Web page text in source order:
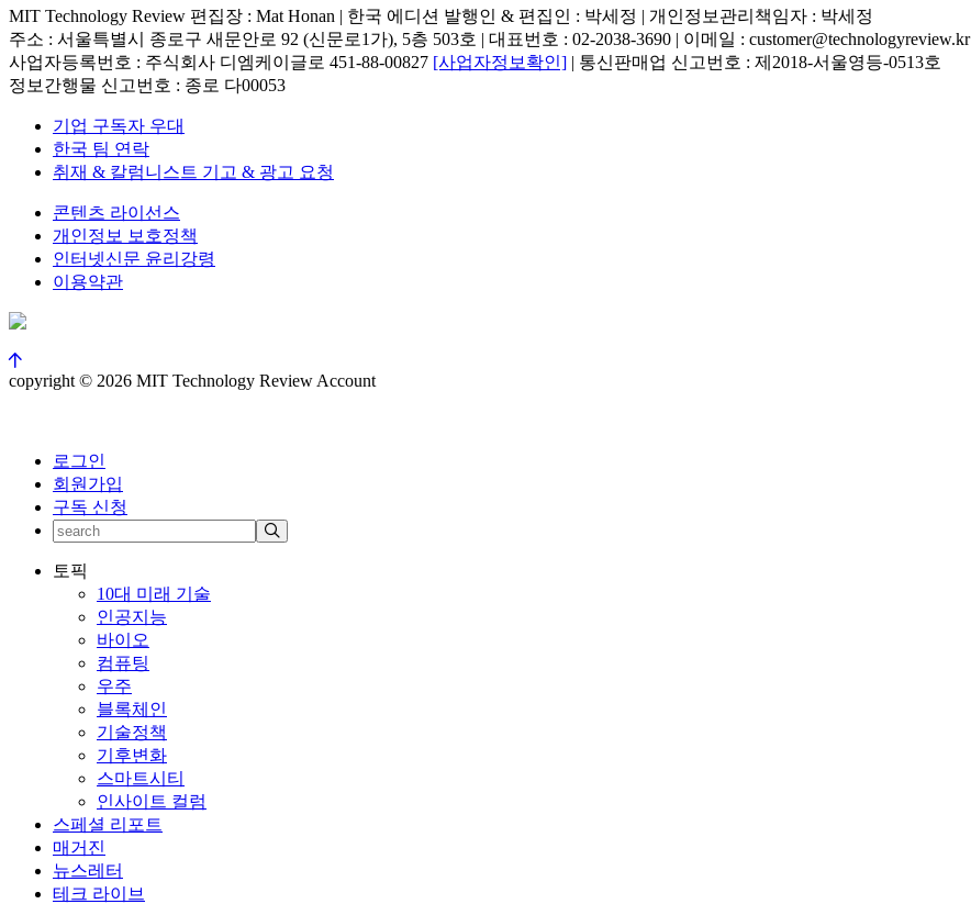
MIT Technology Review 편집장 : Mat Honan | 한국 에디션 발행인 & 편집인 : 박세정 | 개인정보관리책임자 : 박세정
주소 : 서울특별시 종로구 새문안로 92 (신문로1가), 5층 503호 | 대표번호 : 02-2038-3690 | 이메일 : customer@technologyreview.kr
사업자등록번호 : 주식회사 디엠케이글로 451-88-00827 [사업자정보확인] | 통신판매업 신고번호 : 제2018-서울영등-0513호
정보간행물 신고번호 : 종로 다00053
기업 구독자 우대
한국 팀 연락
취재 & 칼럼니스트 기고 & 광고 요청
콘텐츠 라이선스
개인정보 보호정책
인터넷신문 윤리강령
이용약관
copyright © 2026 MIT Technology Review Account
로그인
회원가입
구독 신청
토픽
10대 미래 기술
인공지능
바이오
컴퓨팅
우주
블록체인
기술정책
기후변화
스마트시티
인사이트 컬럼
스페셜 리포트
매거진
뉴스레터
테크 라이브